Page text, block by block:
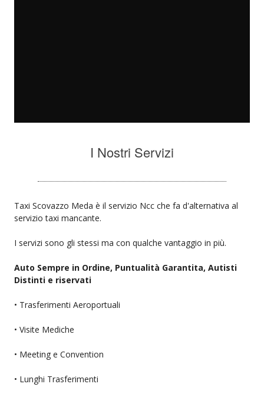
I Nostri Servizi
Taxi Scovazzo Meda è il servizio Ncc che fa d'alternativa al
servizio taxi mancante.
I servizi sono gli stessi ma con qualche vantaggio in più.
Auto Sempre in Ordine, Puntualità Garantita, Autisti
Distinti e riservati
• Trasferimenti Aeroportuali
• Visite Mediche
• Meeting e Convention
• Lunghi Trasferimenti